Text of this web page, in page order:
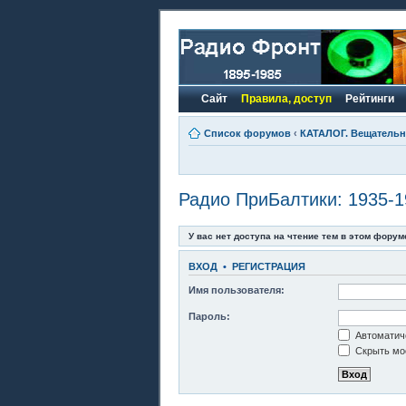
Сайт Правила, доступ Рейтинги
Список форумов ‹ КАТАЛОГ.
Радио ПриБалтики: 1935-
У вас нет доступа на чтение тем в этом
ВХОД • РЕГИСТРАЦИЯ
Имя пользователя:
Пароль:
Скрыть